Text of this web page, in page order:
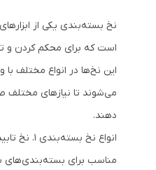
نخ بسته‌بندی یکی از
است که برای محکم کردن و
این نخ‌ها در انواع مختلف
می‌شوند تا نیازهای
دهند.
مناسب برای بسته‌بندی‌های